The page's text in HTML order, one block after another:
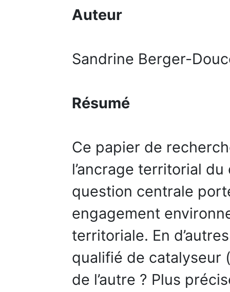
Auteur
Sandrine Berger-
Résumé
Ce papier de
l’ancrage territorial
question centrale
engagement
territoriale. En
qualifié de catalyseur
de l’autre ? Plus